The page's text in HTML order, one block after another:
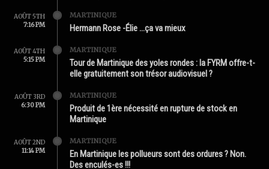
AOÛT 5TH
7:16 PM
MARTINIQUE
Hermann Rose -Élie …ça va mieux
AOÛT 4TH
5:15 PM
MARTINIQUE
Tour de Martinique des yoles rondes : la FYRM offre-t-
elle gratuitement son trésor audiovisuel ?
AOÛT 3RD
6:30 PM
MARTINIQUE
Produit de 1ère nécessité en rupture de stock en
Martinique
AOÛT 2ND
11:14 PM
MARTINIQUE
En Martinique les pollueurs sont des ordures ? Non.
Des enculés-es !!!